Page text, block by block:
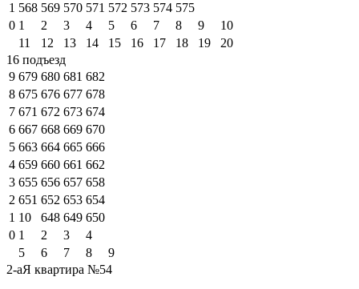
1 568 569 570 571 572 573 574 575
0 1 2 3 4 5 6 7 8 9
10
11
12 13 14 15 16 17 18 19
20
16 подъезд
9 679 680 681 682
8 675 676 677 678
7 671 672 673 674
6 667 668 669 670
5 663 664 665 666
4 659 660 661 662
3 655 656 657 658
2 651 652 653 654
1 10 648 649 650
0 1 2 3
4
5
6 7 8
9
2-аЯ квартира №54